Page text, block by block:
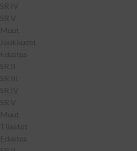
SR IV
SR V
Muut
Joukkueet
Edustus
SR II
SR III
SR IV
SR V
Muut
Tilastot
Edustus